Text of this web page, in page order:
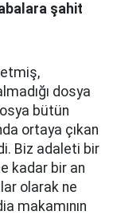
şahit
dosya
bütün
ortaya çıkan
Biz adaleti bir
kadar bir an
olarak ne
makamının